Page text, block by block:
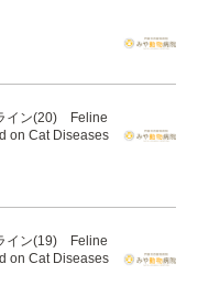
イン(20) Feline
on Cat Diseases
イン(19) Feline
on Cat Diseases